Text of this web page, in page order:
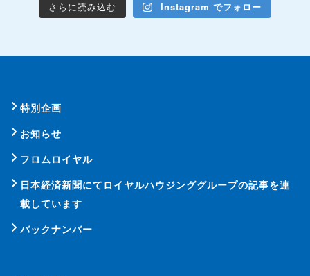
さらに読み込む Instagram でフォロー
特別企画
お知らせ
フロムロイヤル
日本経済新聞にてロイヤルハウジンググループの記事を連
載しています
バックナンバー